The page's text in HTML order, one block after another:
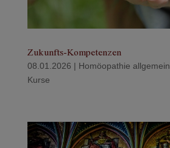
Zukunfts-Kompetenzen
08.01.2026 | Homöopathie allgemein
Kurse